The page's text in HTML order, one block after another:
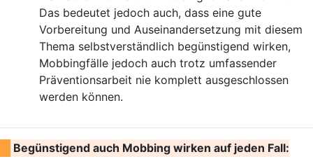
Das bedeutet jedoch auch, dass eine gute
Vorbereitung und Auseinandersetzung mit diesem
Thema selbstverständlich begünstigend wirken,
Mobbingfälle jedoch auch trotz umfassender
Präventionsarbeit nie komplett ausgeschlossen
werden können.
Begünstigend auch Mobbing wirken auf jeden Fall: